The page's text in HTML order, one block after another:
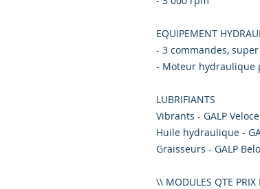
EQUIPEMENT
- 3 commandes,
- Moteur hydraulique
LUBRIFIANTS
Vibrants - GALP
Huile hydraulique -
Graisseurs - GALP
\\ MODULES QTE PRIX